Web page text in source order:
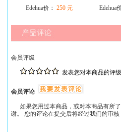
Edehua价： 250 元
Edehua
会员评级
发表您对本商品的评级
会员评论
如果您用过本商品，或对本商品有所了
谢。 您的评论在提交后将经过我们的审